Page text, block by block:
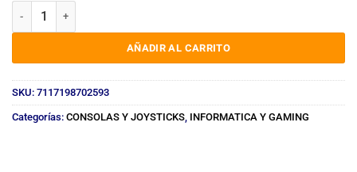
JOYSTICK PLAYSTATION PS4 CAMUFLADO cantidad
AÑADIR AL CARRITO
SKU: 7117198702593
Categorías: CONSOLAS Y JOYSTICKS, INFORMATICA Y GAMING